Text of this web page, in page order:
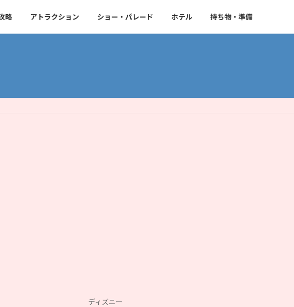
略 アトラクション ショー・パレード ホテル 持ち物・準備
ディズニー